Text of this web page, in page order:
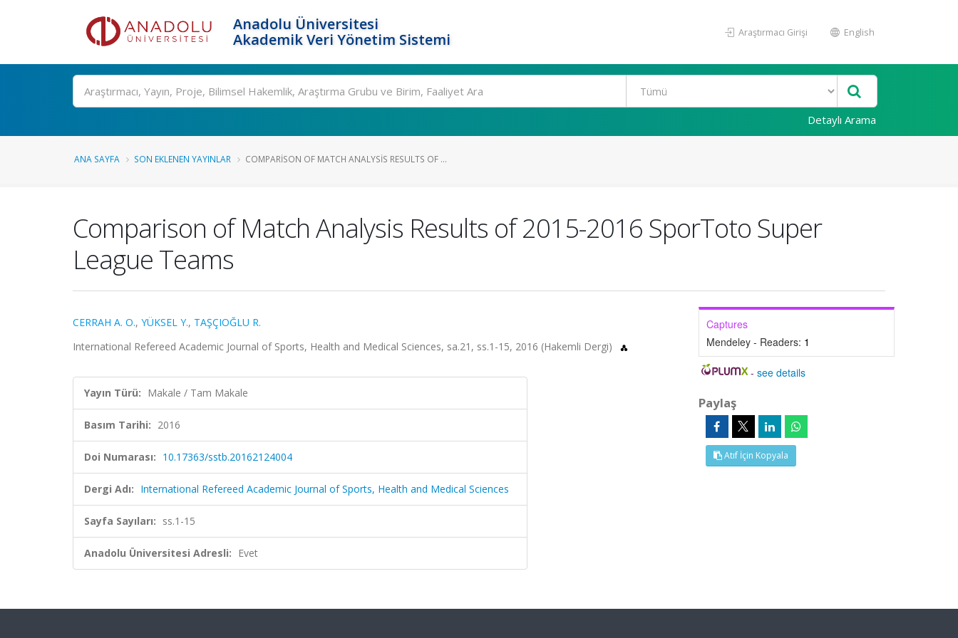
Anadolu Üniversitesi
Akademik Veri Yönetim Sistemi
Araştırmacı Girişi English
Ara
Detaylı Arama
ANA SAYFA SON EKLENEN YAYINLAR COMPARISON OF MATCH ANALYSIS RESULTS OF ...
Comparison of Match Analysis Results of 2015-2016 SporToto Super
League Teams
CERRAH A. O., YÜKSEL Y., TAŞÇIOĞLU R.
International Refereed Academic Journal of Sports, Health and Medical Sciences, sa.21, ss.1-15, 2016 (Hakemli Dergi)
Yayın Türü: Makale / Tam Makale
Basım Tarihi: 2016
Doi Numarası: 10.17363/sstb.20162124004
Dergi Adı: International Refereed Academic Journal of Sports, Health and Medical Sciences
Sayfa Sayıları: ss.1-15
Anadolu Üniversitesi Adresli: Evet
Captures
Mendeley - Readers: 1
-see details
Paylaş
Atıf İçin Kopyala